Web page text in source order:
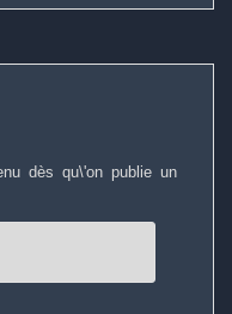
dès qu\'on publie un